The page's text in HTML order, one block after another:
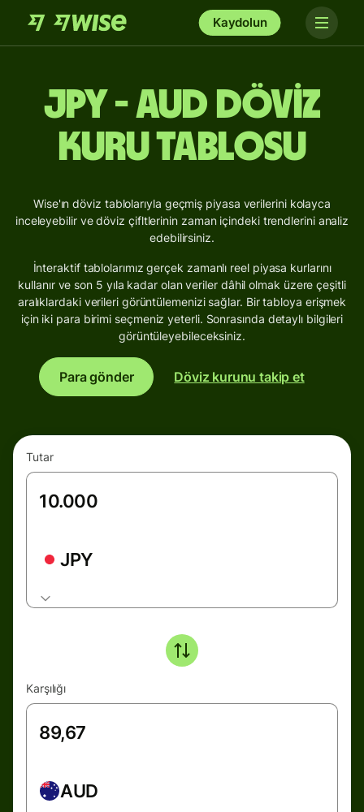
Kaydolun
JPY - AUD Döviz
Kuru Tablosu
Wise'ın döviz tablolarıyla geçmiş piyasa verilerini kolayca
inceleyebilir ve döviz çifltlerinin zaman içindeki trendlerini analiz
edebilirsiniz.
İnteraktif tablolarımız gerçek zamanlı reel piyasa kurlarını
kullanır ve son 5 yıla kadar olan veriler dâhil olmak üzere çeşitli
aralıklardaki verileri görüntülemenizi sağlar. Bir tabloya erişmek
için iki para birimi seçmeniz yeterli. Sonrasında detaylı bilgileri
görüntüleyebileceksiniz.
Para gönder Döviz kurunu takip et
Tutar
JPY
Karşılığı
AUD